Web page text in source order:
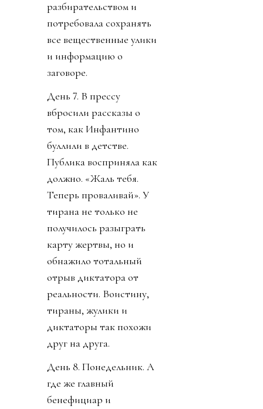
разбирательством и
потребовала сохранять
все вещественные улики
и информацию о
заговоре.
День 7. В прессу
вбросили рассказы о
том, как Инфантино
буллили в детстве.
Публика восприняла как
должно. «Жаль тебя.
Теперь проваливай». У
тирана не только не
получилось разыграть
карту жертвы, но и
обнажило тотальный
отрыв диктатора от
реальности. Воистину,
тираны, жулики и
диктаторы так похожи
друг на друга.
День 8. Понедельник. А
где же главный
бенефициар и